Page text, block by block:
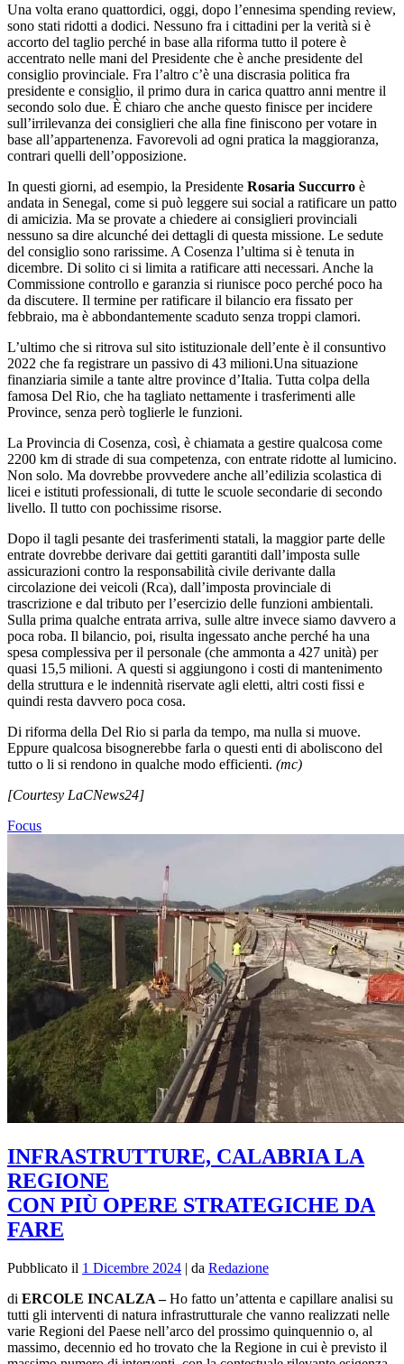
Una volta erano quattordici, oggi, dopo l’ennesima spending review,
sono stati ridotti a dodici. Nessuno fra i cittadini per la verità si è
accorto del taglio perché in base alla riforma tutto il potere è
accentrato nelle mani del Presidente che è anche presidente del
consiglio provinciale. Fra l’altro c’è una discrasia politica fra
presidente e consiglio, il primo dura in carica quattro anni mentre il
secondo solo due. È chiaro che anche questo finisce per incidere
sull’irrilevanza dei consiglieri che alla fine finiscono per votare in
base all’appartenenza. Favorevoli ad ogni pratica la maggioranza,
contrari quelli dell’opposizione.
In questi giorni, ad esempio, la Presidente Rosaria Succurro è
andata in Senegal, come si può leggere sui social a ratificare un patto
di amicizia. Ma se provate a chiedere ai consiglieri provinciali
nessuno sa dire alcunché dei dettagli di questa missione. Le sedute
del consiglio sono rarissime. A Cosenza l’ultima si è tenuta in
dicembre. Di solito ci si limita a ratificare atti necessari. Anche la
Commissione controllo e garanzia si riunisce poco perché poco ha
da discutere. Il termine per ratificare il bilancio era fissato per
febbraio, ma è abbondantemente scaduto senza troppi clamori.
L’ultimo che si ritrova sul sito istituzionale dell’ente è il consuntivo
2022 che fa registrare un passivo di 43 milioni.Una situazione
finanziaria simile a tante altre province d’Italia. Tutta colpa della
famosa Del Rio, che ha tagliato nettamente i trasferimenti alle
Province, senza però toglierle le funzioni.
La Provincia di Cosenza, così, è chiamata a gestire qualcosa come
2200 km di strade di sua competenza, con entrate ridotte al lumicino.
Non solo. Ma dovrebbe provvedere anche all’edilizia scolastica di
licei e istituti professionali, di tutte le scuole secondarie di secondo
livello. Il tutto con pochissime risorse.
Dopo il tagli pesante dei trasferimenti statali, la maggior parte delle
entrate dovrebbe derivare dai gettiti garantiti dall’imposta sulle
assicurazioni contro la responsabilità civile derivante dalla
circolazione dei veicoli (Rca), dall’imposta provinciale di
trascrizione e dal tributo per l’esercizio delle funzioni ambientali.
Sulla prima qualche entrata arriva, sulle altre invece siamo davvero a
poca roba. Il bilancio, poi, risulta ingessato anche perché ha una
spesa complessiva per il personale (che ammonta a 427 unità) per
quasi 15,5 milioni. A questi si aggiungono i costi di mantenimento
della struttura e le indennità riservate agli eletti, altri costi fissi e
quindi resta davvero poca cosa.
Di riforma della Del Rio si parla da tempo, ma nulla si muove.
Eppure qualcosa bisognerebbe farla o questi enti di aboliscono del
tutto o li si rendono in qualche modo efficienti. (mc)
[Courtesy LaCNews24]
Focus
INFRASTRUTTURE, CALABRIA LA
REGIONE
CON PIÙ OPERE STRATEGICHE DA
FARE
Pubblicato il 1 Dicembre 2024 | da Redazione
di ERCOLE INCALZA –Ho fatto un’attenta e capillare analisi su
tutti gli interventi di natura infrastrutturale che vanno realizzati nelle
varie Regioni del Paese nell’arco del prossimo quinquennio o, al
massimo, decennio ed ho trovato che la Regione in cui è previsto il